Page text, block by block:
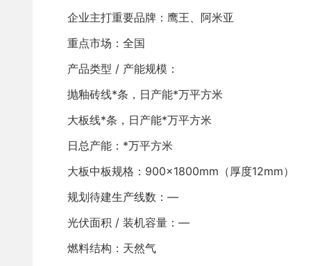
企业主打重要品牌：鹰王、阿米亚
重点市场：全国
产品类型 / 产能规模：
抛釉砖线*条，日产能*万平方米
大板线*条，日产能*万平方米
日总产能：*万平方米
大板中板规格：900×1800mm（厚度12mm）
规划待建生产线数：—
光伏面积 / 装机容量：—
燃料结构：天然气